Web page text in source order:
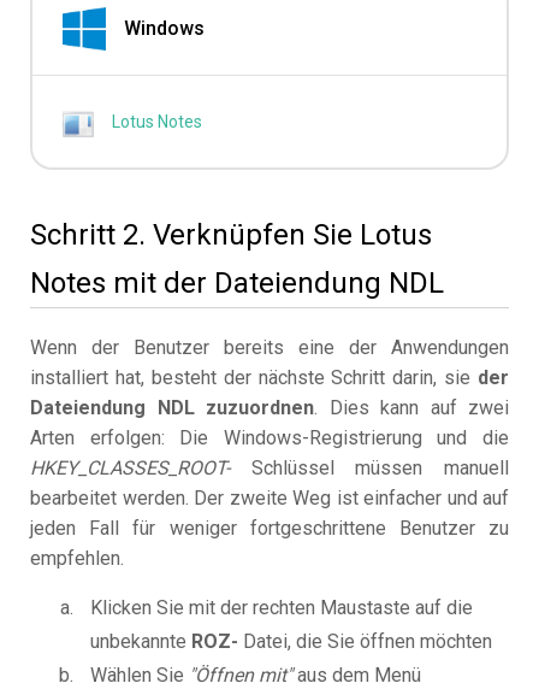
Windows
Lotus Notes
Schritt 2. Verknüpfen Sie Lotus
Notes mit der Dateiendung NDL
Wenn der Benutzer bereits eine der Anwendungen
installiert hat, besteht der nächste Schritt darin, sie der
Dateiendung NDL zuzuordnen. Dies kann auf zwei
Arten erfolgen: Die Windows-Registrierung und die
HKEY_CLASSES_ROOT-Schlüssel müssen manuell
bearbeitet werden. Der zweite Weg ist einfacher und auf
jeden Fall für weniger fortgeschrittene Benutzer zu
empfehlen.
Klicken Sie mit der rechten Maustaste auf die
unbekannte ROZ- Datei, die Sie öffnen möchten
Wählen Sie "Öffnen mit"aus dem Menü